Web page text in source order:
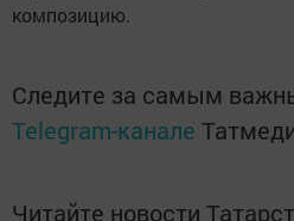
композицию.
Следите за самым
Telegram-канале
Читайте новости